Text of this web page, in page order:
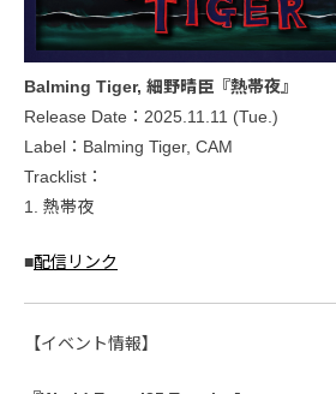
Balming Tiger, 細野晴臣『熱帯夜』
Release Date：2025.11.11 (Tue.)
Label：Balming Tiger, CAM
Tracklist：
1. 熱帯夜
■配信リンク
【イベント情報】